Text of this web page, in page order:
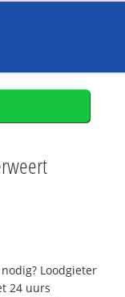
Loodgieter
24 uurs